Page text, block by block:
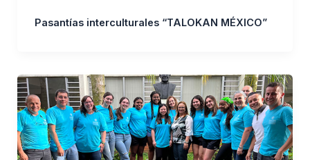
Pasantías interculturales “TALOKAN MÉXICO”